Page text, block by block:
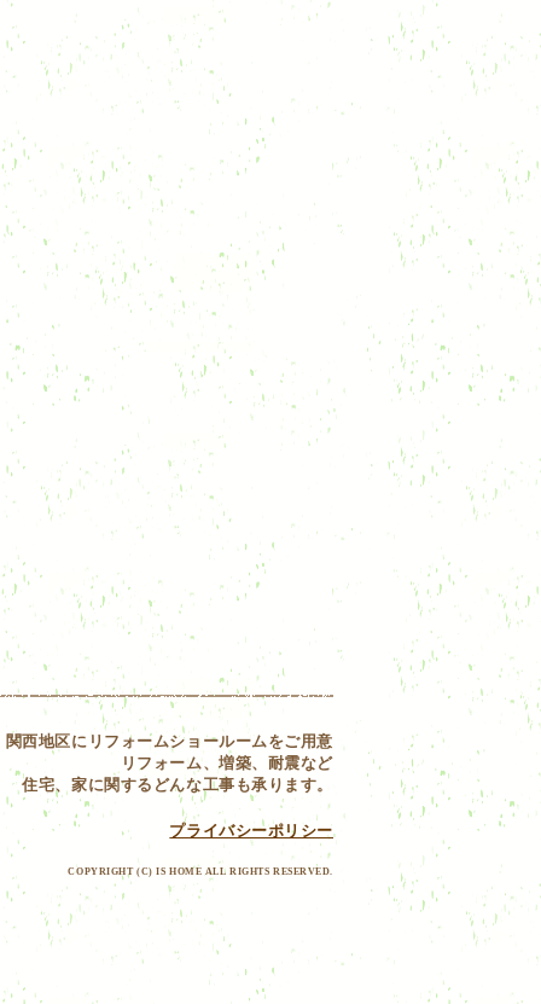
関西地区にリフォームショールームをご用意
リフォーム、増築、耐震など
住宅、家に関するどんな工事も承ります。
プライバシーポリシー
COPYRIGHT (C) IS HOME ALL RIGHTS RESERVED.